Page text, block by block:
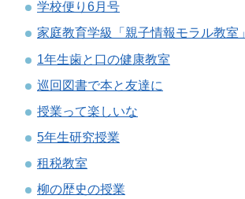
学校便り6月号
家庭教育学級「親子情報モラル教室」
1年生歯と口の健康教室
巡回図書で本と友達に
授業って楽しいな
5年生研究授業
租税教室
柳の歴史の授業